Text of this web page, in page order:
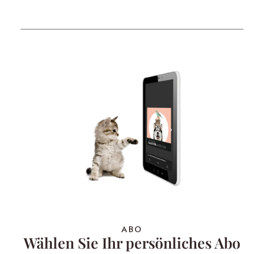
ABO
Wählen Sie Ihr persönliches Abo